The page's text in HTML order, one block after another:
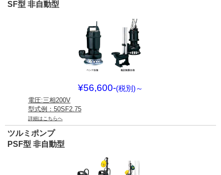
SF型 非自動型
¥56,600-(税別) ～
電圧:三相200V
型式例：50SF2.75
詳細はこちらへ
ツルミポンプ
PSF型 非自動型